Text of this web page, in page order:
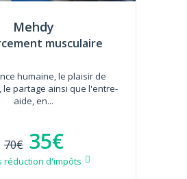
Mehdy
musculaire
humaine, le plaisir de
le partage ainsi que l'entre-
aide, en...
70€ 35€
réduction d'impôts